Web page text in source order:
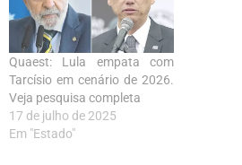
Quaest: Lula empata com
Tarcísio em cenário de 2026.
Veja pesquisa completa
17 de julho de 2025
Em "Estado"